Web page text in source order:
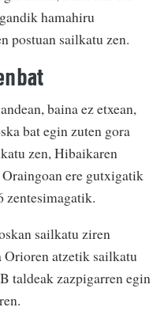
hamahiru
postuan sailkatu zen.
bat
baina ez etxean,
bat egin zuten gora
zen, Hibaikaren
ere gutxigatik
zentesimagatik.
sailkatu ziren
atzetik sailkatu
taldeak zazpigarren egin